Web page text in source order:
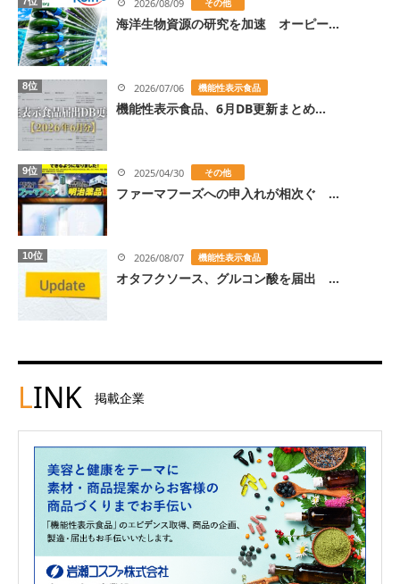
2026/08/09 その他
海洋生物資源の研究を加速 オーピー...
8位 2026/07/06 機能性表示食品
機能性表示食品、6月DB更新まとめ...
9位 2025/04/30 その他
ファーマフーズへの申入れが相次ぐ ...
10位 2026/08/07 機能性表示食品
オタフクソース、グルコン酸を届出 ...
LINK 掲載企業